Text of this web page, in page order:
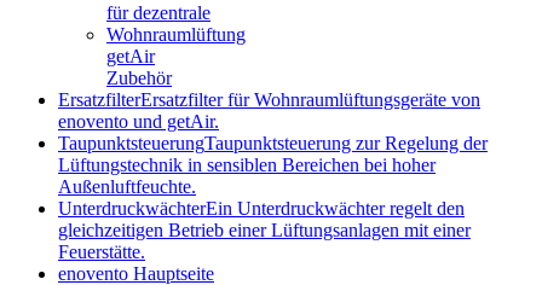
getAir
Zubehör
ErsatzfilterErsatzfilter für Wohnraumlüftungsgeräte von
enovento und getAir.
TaupunktsteuerungTaupunktsteuerung zur Regelung der
Lüftungstechnik in sensiblen Bereichen bei hoher
Außenluftfeuchte.
UnterdruckwächterEin Unterdruckwächter regelt den
gleichzeitigen Betrieb einer Lüftungsanlagen mit einer
Feuerstätte.
enovento Hauptseite